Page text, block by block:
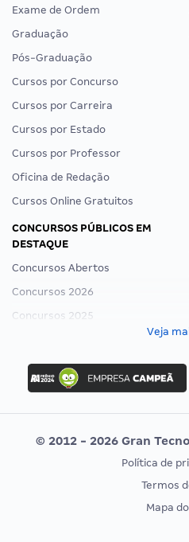
Exame de Ordem
Graduação
Pós-Graduação
Cursos por Concurso
Cursos por Carreira
Cursos por Estado
Cursos por Professor
Oficina de Redação
Cursos Online Gratuitos
CONCURSOS PÚBLICOS EM
DESTAQUE
Concursos Abertos
Concursos 2026
Concursos 2025
Concurso Ibama
Concurso MPU
Editais publicados
CONCURSOS POR PROFISSÃO
Veja
© 2012 - 2026 Gran
Política de
Termos
Mapa